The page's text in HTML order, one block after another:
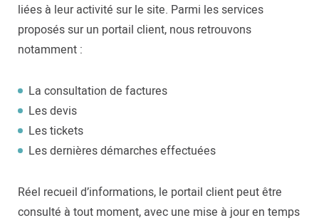
liées à leur activité sur le site. Parmi les services
proposés sur un portail client, nous retrouvons
notamment :
La consultation de factures
Les devis
Les tickets
Les dernières démarches effectuées
Réel recueil d’informations, le portail client peut être
consulté à tout moment, avec une mise à jour en temps